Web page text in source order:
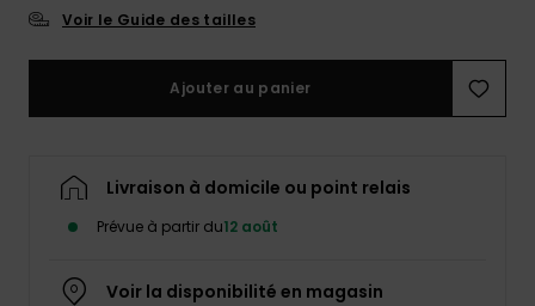
Voir le Guide des tailles
Ajouter au panier
Livraison à domicile ou point relais
Prévue à partir du12 août
Voir la disponibilité en magasin